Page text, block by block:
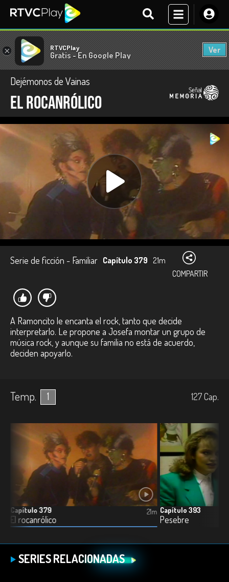
× RTVCPlay
Gratis - En Google Play
Ver
Dejémonos de Vainas
El rocanrólico
Serie de ficción - Familiar Capítulo 379 21m
COMPARTIR
A Ramoncito le encanta el rock, tanto que decide
interpretarlo. Le propone a Josefa montar un grupo de
música rock, y aunque su familia no está de acuerdo,
deciden apoyarlo.
Temp. 1 127Cap.
Capítulo 379
El rocanrólico
21m Capítulo 393
Pesebre
SERIES RELACIONADAS